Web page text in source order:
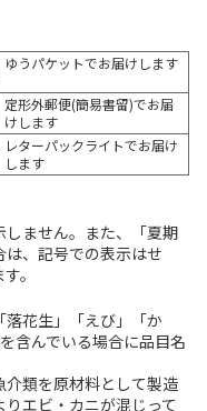
ゆうパケットでお届けします
定形外郵便(簡易書留)でお届
けします
レターパックライトでお届け
します
ません。また、「夏期
、記号での表示はせ
。
花生」「えび」「か
含んでいる場合に品目名
類を原材料として製造
エビ・カニが混じって